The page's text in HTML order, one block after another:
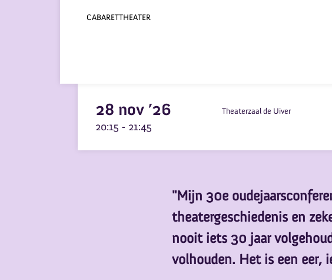
CABARETTHEATER
28 nov ’26
20:15 - 21:45
Theaterzaal de Uiver
"Mijn 30e
theatergeschiedenis en
nooit iets 30 jaar
volhouden. Het is een eer,